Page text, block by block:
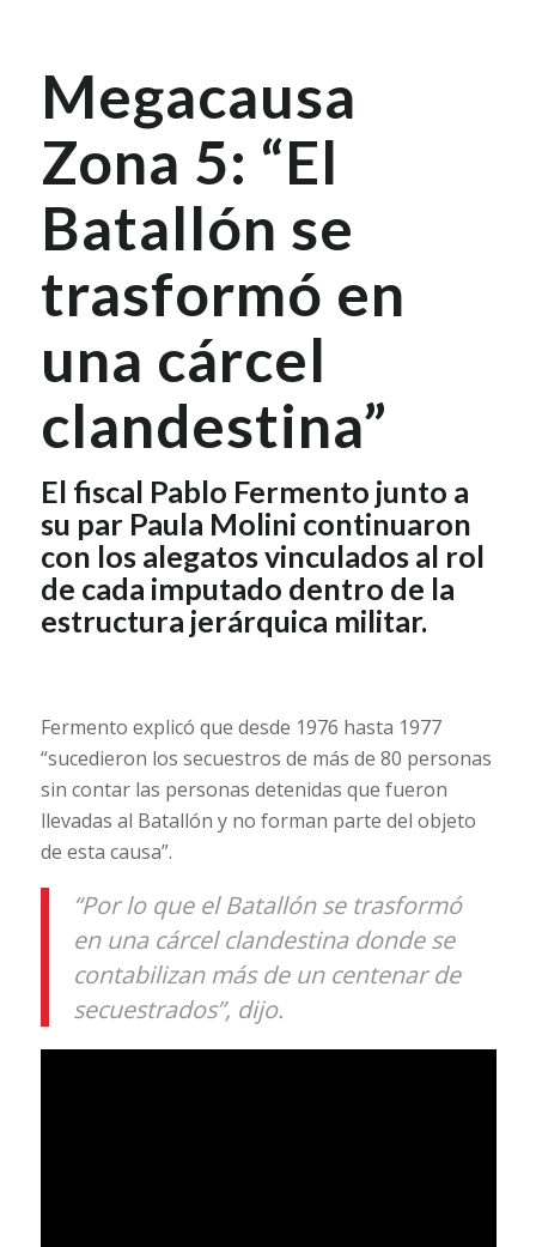
Megacausa
Zona 5: “El
Batallón se
trasformó en
una cárcel
clandestina”
El fiscal Pablo Fermento junto a
su par Paula Molini continuaron
con los alegatos vinculados al rol
de cada imputado dentro de la
estructura jerárquica militar.
Fermento explicó que desde 1976 hasta 1977
“sucedieron los secuestros de más de 80 personas
sin contar las personas detenidas que fueron
llevadas al Batallón y no forman parte del objeto
de esta causa”.
“Por lo que el Batallón se trasformó
en una cárcel clandestina donde se
contabilizan más de un centenar de
secuestrados”, dijo.